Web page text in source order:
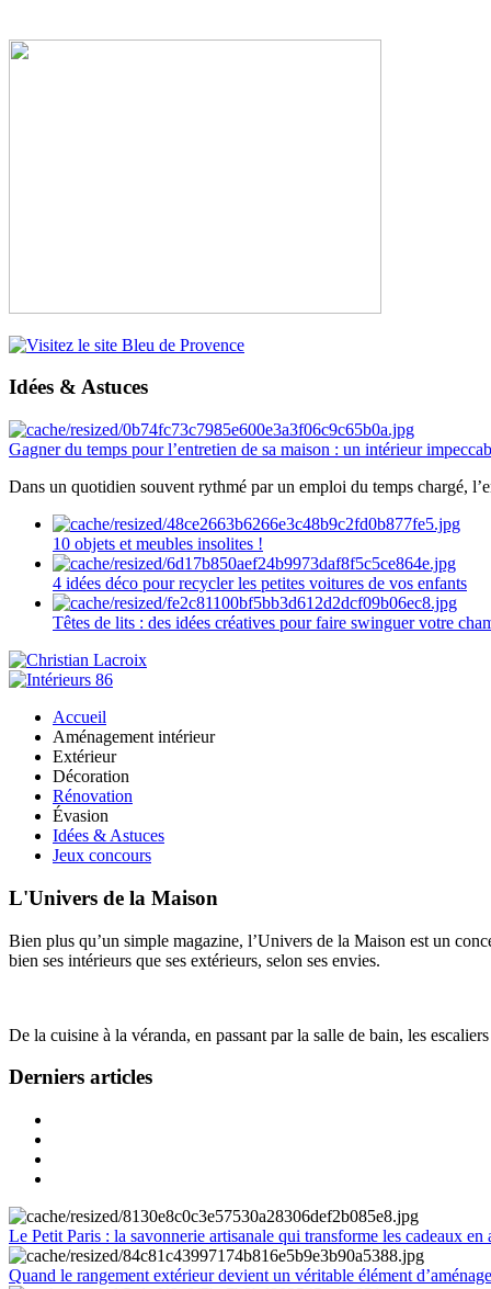
Idées & Astuces
Gagner du temps pour l’entretien de sa maison : un intérieur
Dans un quotidien souvent rythmé par un emploi du temps chargé,
10 objets et meubles insolites !
4 idées déco pour recycler les petites voitures de vos enfants
Têtes de lits : des idées créatives pour faire swinguer votre
Accueil
Aménagement intérieur
Extérieur
Décoration
Rénovation
Évasion
Idées & Astuces
Jeux concours
L'Univers de la Maison
Bien plus qu’un simple magazine, l’Univers de la Maison est un
bien ses intérieurs que ses extérieurs, selon ses envies.
De la cuisine à la véranda, en passant par la salle de bain, les
Derniers articles
Le Petit Paris : la savonnerie artisanale qui transforme les cadeaux en
Quand le rangement extérieur devient un véritable élément